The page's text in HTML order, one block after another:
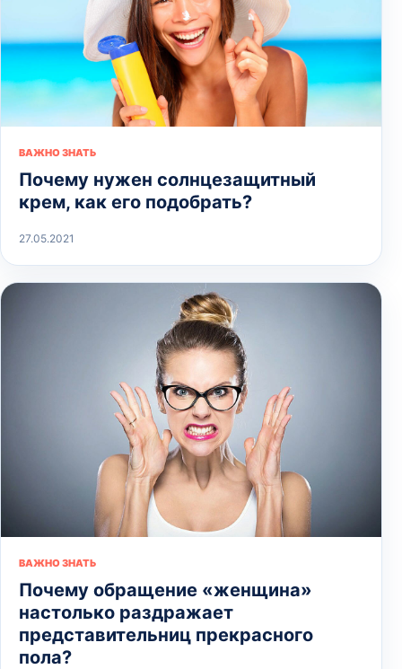
ВАЖНО ЗНАТЬ
Почему нужен солнцезащитный
крем, как его подобрать?
27.05.2021
ВАЖНО ЗНАТЬ
Почему обращение «женщина»
настолько раздражает
представительниц прекрасного
пола?